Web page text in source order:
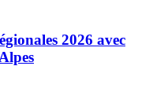
2026 avec